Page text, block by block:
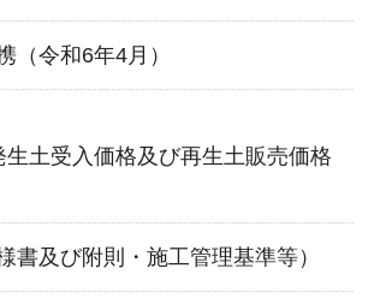
（令和6年4月）
土受入価格及び再生土販売価格
書及び附則・施工管理基準等）